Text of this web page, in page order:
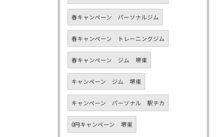
春キャンペーン パーソナルジム
春キャンペーン トレーニングジム
春キャンペーン ジム 堺東
キャンペーン ジム 堺東
キャンペーン パーソナル 駅チカ
0円キャンペーン 堺東